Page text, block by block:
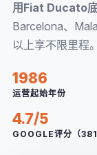
用Fiat Ducato
Barcelona、
以上享不限里程。
1986
运营起始年份
4.7/5
GOOGLE评分（381